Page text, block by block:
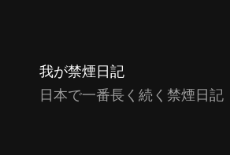
我が禁煙日記
日本で一番長く続く禁煙日記